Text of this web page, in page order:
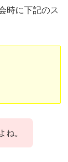
時に下記のス
ね。